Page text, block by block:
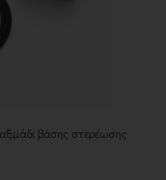
βάσης στερέωσης